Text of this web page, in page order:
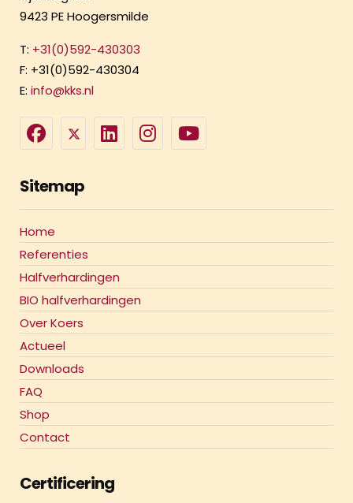
9423 PE Hoogersmilde
T: +31(0)592-430303
F: +31(0)592-430304
E: info@kks.nl
Sitemap
Home
Referenties
Halfverhardingen
BIO halfverhardingen
Over Koers
Actueel
Downloads
FAQ
Shop
Contact
Certificering